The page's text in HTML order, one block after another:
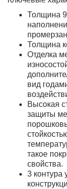
Толщина 9
Толщина
Отделка
вид
Высокая
защиты
такое
свойства.
3 контура